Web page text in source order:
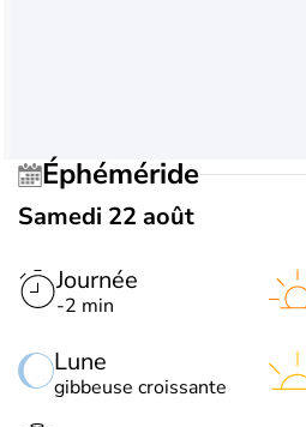
Éphéméride
Samedi 22 août
Journée
-2 min
Lune
gibbeuse croissante